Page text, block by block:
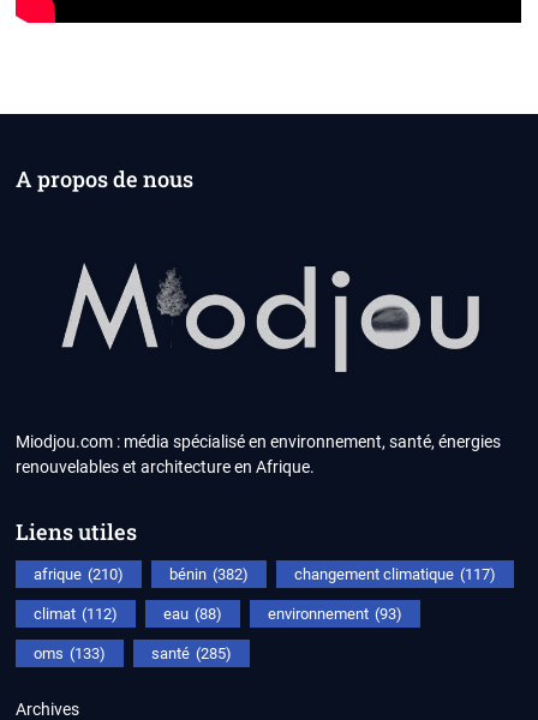
A propos de nous
Miodjou.com : média spécialisé en environnement, santé, énergies
renouvelables et architecture en Afrique.
Liens utiles
afrique (210) bénin (382) changement climatique (117)
climat (112) eau (88) environnement (93)
oms (133) santé (285)
Archives